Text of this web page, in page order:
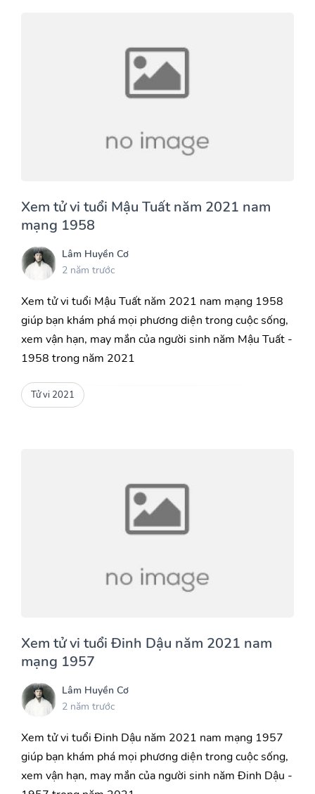
Xem tử vi tuổi Mậu Tuất năm 2021 nam
mạng 1958
Lâm Huyền Cơ
2 năm trước
Xem tử vi tuổi Mậu Tuất năm 2021 nam mạng 1958
giúp bạn khám phá mọi phương diện trong cuộc sống,
xem vận hạn, may mắn của người sinh năm Mậu Tuất -
1958 trong năm 2021
Tử vi 2021
Xem tử vi tuổi Đinh Dậu năm 2021 nam
mạng 1957
Lâm Huyền Cơ
2 năm trước
Xem tử vi tuổi Đinh Dậu năm 2021 nam mạng 1957
giúp bạn khám phá mọi phương diện trong cuộc sống,
xem vận hạn, may mắn của người sinh năm Đinh Dậu -